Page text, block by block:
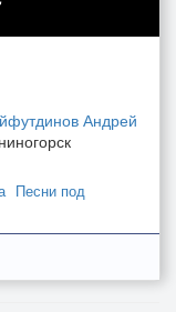
Андрей
Песни под